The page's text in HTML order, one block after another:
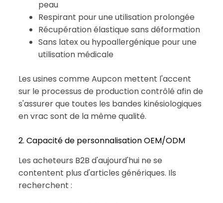
peau
Respirant pour une utilisation prolongée
Récupération élastique sans déformation
Sans latex ou hypoallergénique pour une
utilisation médicale
Les usines comme Aupcon mettent l'accent
sur le processus de production contrôlé afin de
s'assurer que toutes les bandes kinésiologiques
en vrac sont de la même qualité.
2. Capacité de personnalisation OEM/ODM
Les acheteurs B2B d'aujourd'hui ne se
contentent plus d'articles génériques. Ils
recherchent :